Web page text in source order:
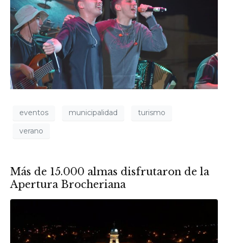
eventos municipalidad
turismo
verano
Más de 15.000 almas disfrutaron de la
Apertura Brocheriana